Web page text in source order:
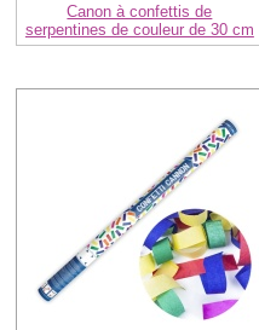
Canon à confettis de
serpentines de couleur de 30 cm